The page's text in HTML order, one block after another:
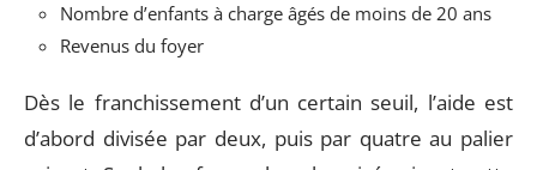
Nombre d’enfants à charge âgés de moins de 20 ans
Revenus du foyer
Dès le franchissement d’un certain seuil, l’aide est
d’abord divisée par deux, puis par quatre au palier